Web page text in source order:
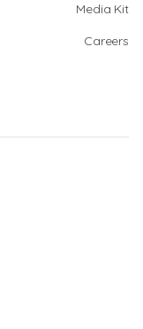
Media Kit
Careers